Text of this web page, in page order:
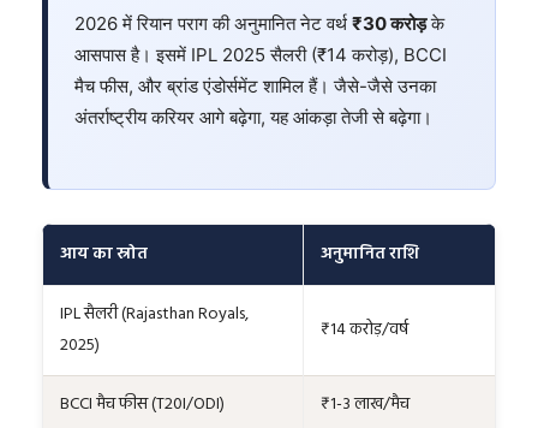
2026 में रियान पराग की अनुमानित नेट वर्थ ₹30 करोड़के
आसपास है। इसमें IPL 2025 सैलरी (₹14 करोड़), BCCI
मैच फीस, और ब्रांड एंडोर्समेंट शामिल हैं। जैसे-जैसे उनका
अंतर्राष्ट्रीय करियर आगे बढ़ेगा, यह आंकड़ा तेजी से बढ़ेगा।
आय का स्रोत अनुमानित राशि
IPL सैलरी (Rajasthan Royals,
2025)
₹14 करोड़/वर्ष
BCCI मैच फीस (T20I/ODI) ₹1-3 लाख/मैच